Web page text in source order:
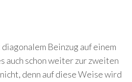
Beinzug auf einem
schon weiter zur zweiten
denn auf diese Weise wird